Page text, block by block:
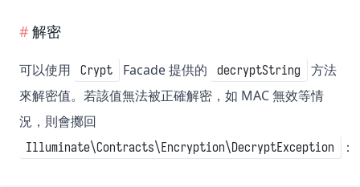
解密
可以使用 Crypt Facade 提供的 decryptString
方法
來解密值。若該值無法被正確解密，如 MAC 無效等情
況，則會擲回
Illuminate\Contracts\Encryption\DecryptException ：